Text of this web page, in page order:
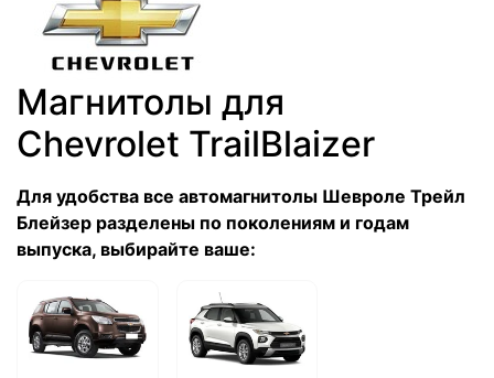
Магнитолы для
Chevrolet TrailBlaizer
Для удобства все автомагнитолы Шевроле Трейл
Блейзер разделены по поколениям и годам
выпуска, выбирайте ваше: